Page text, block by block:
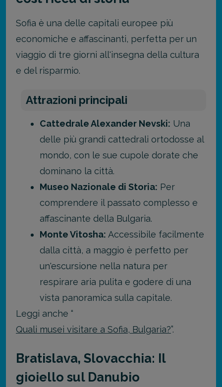
Sofia è una delle capitali europee più
economiche e affascinanti, perfetta per un
viaggio di tre giorni all'insegna della cultura
e del risparmio.
Attrazioni principali
Cattedrale Alexander Nevski: Una
delle più grandi cattedrali ortodosse al
mondo, con le sue cupole dorate che
dominano la città.
Museo Nazionale di Storia: Per
comprendere il passato complesso e
affascinante della Bulgaria.
Monte Vitosha: Accessibile facilmente
dalla città, a maggio è perfetto per
un'escursione nella natura per
respirare aria pulita e godere di una
vista panoramica sulla capitale.
Leggi anche “
Quali musei visitare a Sofia, Bulgaria?”.
Bratislava, Slovacchia: Il
gioiello sul Danubio